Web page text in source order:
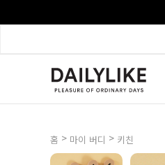
홈 > 마이 버디 > 키친